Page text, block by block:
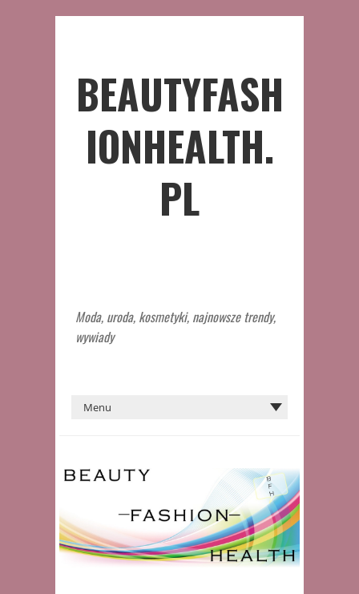
BEAUTYFASH
IONHEALTH.
PL
Moda, uroda, kosmetyki, najnowsze trendy,
wywiady